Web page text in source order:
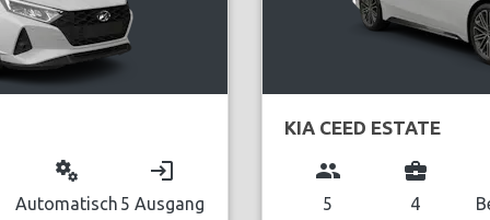
miscellaneous_services
Automatisch
login
5 Ausgang
KIA CEED ESTATE
group
5
business_center
4